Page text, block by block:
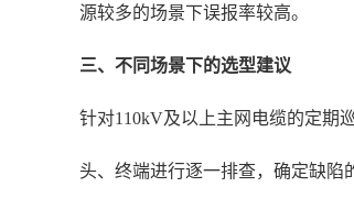
源较多的场景下误报率较高。
三、不同场景下的选型建议
针对110kV及以上主网电缆的定期
头、终端进行逐一排查，确定缺陷